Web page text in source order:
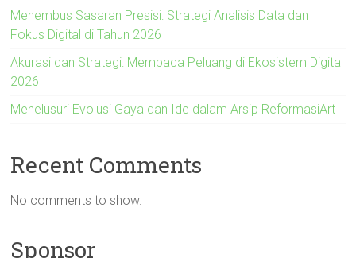
Menembus Sasaran Presisi: Strategi Analisis Data dan
Fokus Digital di Tahun 2026
Akurasi dan Strategi: Membaca Peluang di Ekosistem Digital
2026
Menelusuri Evolusi Gaya dan Ide dalam Arsip ReformasiArt
Recent Comments
No comments to show.
Sponsor